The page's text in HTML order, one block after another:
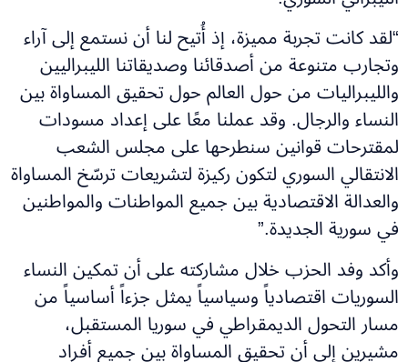
“لقد كانت تجربة مميزة، إذ أُتيح لنا أن نستمع إلى آراء
وتجارب متنوعة من أصدقائنا وصديقاتنا الليبراليين
والليبراليات من حول العالم حول تحقيق المساواة بين
النساء والرجال. وقد عملنا معًا على إعداد مسودات
لمقترحات قوانين سنطرحها على مجلس الشعب
الانتقالي السوري لتكون ركيزة لتشريعات ترسّخ المساواة
والعدالة الاقتصادية بين جميع المواطنات والمواطنين
في سورية الجديدة.”
وأكد وفد الحزب خلال مشاركته على أن تمكين النساء
السوريات اقتصادياً وسياسياً يمثل جزءاً أساسياً من
مسار التحول الديمقراطي في سوريا المستقبل،
مشيرين إلى أن تحقيق المساواة بين جميع أفراد